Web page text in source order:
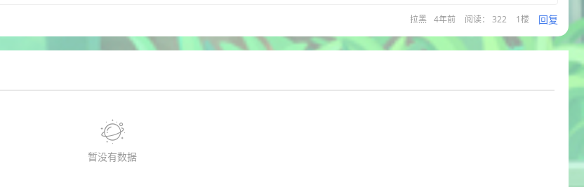
拉黑 4年前 阅读： 322 1楼 回复
暂没有数据